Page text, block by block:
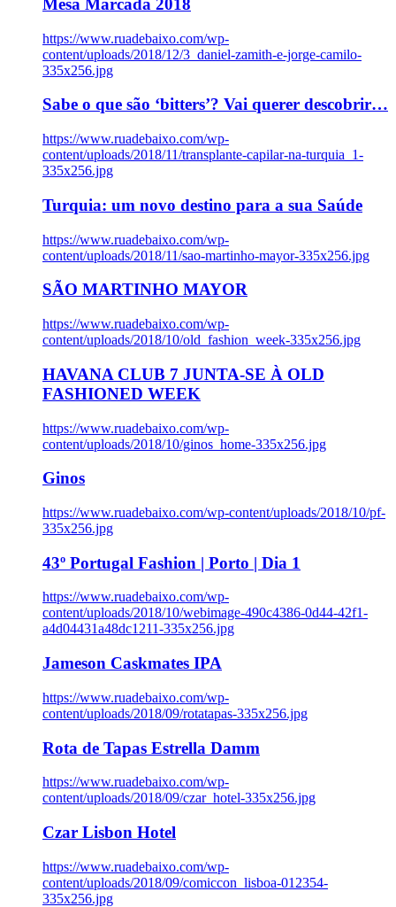
Mesa Marcada 2018
https://www.ruadebaixo.com/wp-
content/uploads/2018/12/3_daniel-zamith-e-jorge-camilo-
335x256.jpg
Sabe o que são ‘bitters’? Vai querer descobrir…
https://www.ruadebaixo.com/wp-
content/uploads/2018/11/transplante-capilar-na-turquia_1-
335x256.jpg
Turquia: um novo destino para a sua Saúde
https://www.ruadebaixo.com/wp-
content/uploads/2018/11/sao-martinho-mayor-335x256.jpg
SÃO MARTINHO MAYOR
https://www.ruadebaixo.com/wp-
content/uploads/2018/10/old_fashion_week-335x256.jpg
HAVANA CLUB 7 JUNTA-SE À OLD
FASHIONED WEEK
https://www.ruadebaixo.com/wp-
content/uploads/2018/10/ginos_home-335x256.jpg
Ginos
https://www.ruadebaixo.com/wp-content/uploads/2018/10/pf-
335x256.jpg
43º Portugal Fashion | Porto | Dia 1
https://www.ruadebaixo.com/wp-
content/uploads/2018/10/webimage-490c4386-0d44-42f1-
a4d04431a48dc1211-335x256.jpg
Jameson Caskmates IPA
https://www.ruadebaixo.com/wp-
content/uploads/2018/09/rotatapas-335x256.jpg
Rota de Tapas Estrella Damm
https://www.ruadebaixo.com/wp-
content/uploads/2018/09/czar_hotel-335x256.jpg
Czar Lisbon Hotel
https://www.ruadebaixo.com/wp-
content/uploads/2018/09/comiccon_lisboa-012354-
335x256.jpg